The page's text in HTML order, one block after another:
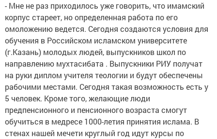
- Мне не раз приходилось уже говорить, что имамский
корпус стареет, но определенная работа по его
омоложению ведется. Сегодня создаются условия для
обучения в Российском исламском университете
(г.Казань) молодых людей, выпускников школ по
направлению мухтасибата . Выпускники РИУ получат
на руки диплом учителя теологии и будут обеспечены
рабочими местами. Сегодня такая возможность есть у
5 человек. Кроме того, желающие люди
предпенсионного и пенсионного возраста смогут
обучиться в медресе 1000-летия принятия ислама. В
стенах нашей мечети круглый год идут курсы по